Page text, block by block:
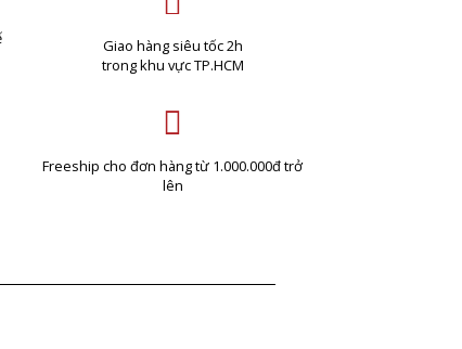
Giao hàng siêu tốc 2h
trong khu vực TP.HCM
Freeship cho đơn hàng từ 1.000.000đ trở
lên